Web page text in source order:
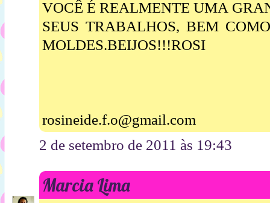
VOCÊ É REALMENTE UMA
SEUS TRABALHOS, BEM
MOLDES.BEIJOS!!!ROSI
rosineide.f.o@gmail.com
2 de setembro de 2011 às 19:43
Marcia Lima